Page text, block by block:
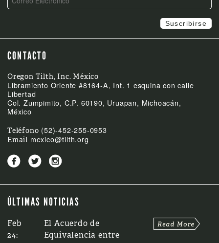
CONTACTO
Oregon Tilth, Inc. México
Libramiento Oriente #8164-A, Int. 1 esquina con calle
Libertad
Col. Zumpimito, C.P. 60190, Uruapan, Michoacán,
México
Teléfono (52)-452-255-0953
Email mexico@tilth.org
  
ÚLTIMAS NOTICIAS
Feb
24:
El Acuerdo de
Equivalencia entre